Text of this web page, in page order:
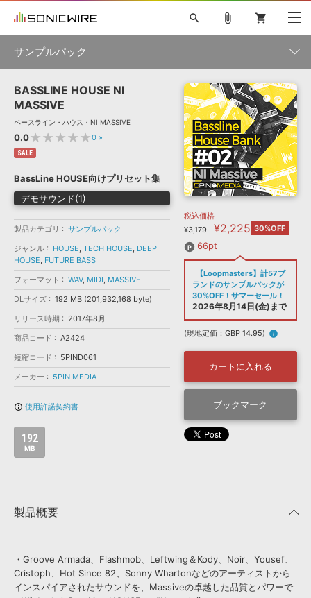
ソフト音源 »
プラグイン・エフェクト »
サンプルパック »
ソフトウェア／ツール »
DAW »
効果音 »
BGM »
キャンペーン »
特集 »
ニュースレター »
SONICWIREブログ »
製品サポート情報 »
DTMガイド »
FAQ »
お問い合わせ »
音楽カード
楽曲配信流通 サービス
無償のサウンド管理ソフト
次世代型 ボーカル・エディタ
SLS
search
初音ミク NT 鏡音リン・レン V4X 巡音ルカ V4X
MEIKO V3
KAITO V3
TOONTRACK
SPITFIRE AUDIO
VIENNA
EZ DRUMMER 3
ライセンスフリーBGM
ボーカル抜き出し
DUBSTEP
MUTANT
ROUTER.FM
SONOCA
ソフト音源 プラグイン・エフェクト
ソフトウェア／ツール DAW 効果音
attach_file shopping_cart
サンプルパック
製品一覧
ジャンル
メーカー
フォーマット
ランキング
BASSLINE HOUSE NI
MASSIVE
ベースライン・ハウス・NI MASSIVE
0.0★★★★★0 »
SALE
BassLine HOUSE向けプリセット集
デモサウンド(1)
製品カテゴリ
サンプルパック
ジャンル
HOUSE, TECH HOUSE, DEEP
HOUSE, FUTURE BASS
フォーマット
WAV, MIDI, MASSIVE
DLサイズ
192 MB (201,932,168 byte)
リリース時期
2017年8月
商品コード
A2424
短縮コード
5PIND061
メーカー
5PIN MEDIA
info_outline 使用許諾契約書
192
MB
税込価格
¥3,179
¥2,225 30%OFF
66pt
【Loopmasters】計57ブ
ランドのサンプルパックが
30%OFF！サマーセール！
2026年8月14日(金)まで
(現地定価：GBP 14.95) info
カートに入れる
ブックマーク
製品概要
・Groove Armada、Flashmob、Leftwing＆Kody、Noir、Yousef、
Cristoph、Hot Since 82、Sonny Whartonなどのアーティストから
インスパイアされたサウンドを、Massiveの卓越した品質とパワーで